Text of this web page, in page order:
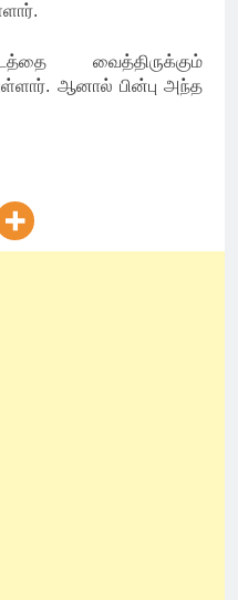
வைத்திருக்கும்
ஆனால் பின்பு அந்த